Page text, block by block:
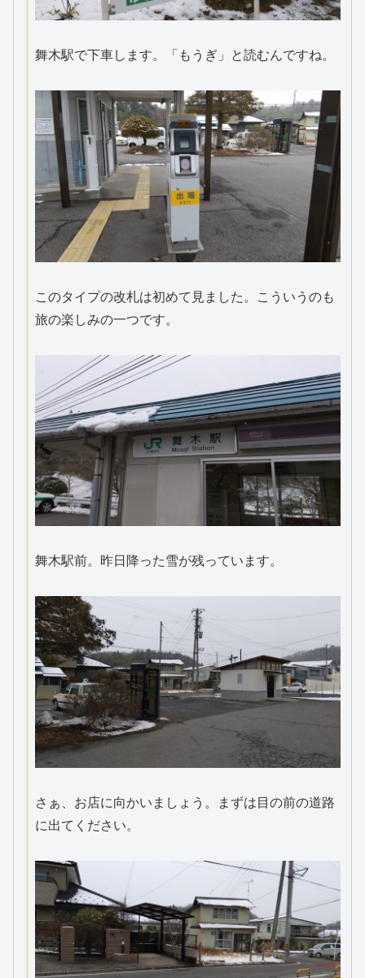
舞木駅で下車します。「もうぎ」と読むんですね。
このタイプの改札は初めて見ました。こういうのも
旅の楽しみの一つです。
舞木駅前。昨日降った雪が残っています。
さぁ、お店に向かいましょう。まずは目の前の道路
に出てください。